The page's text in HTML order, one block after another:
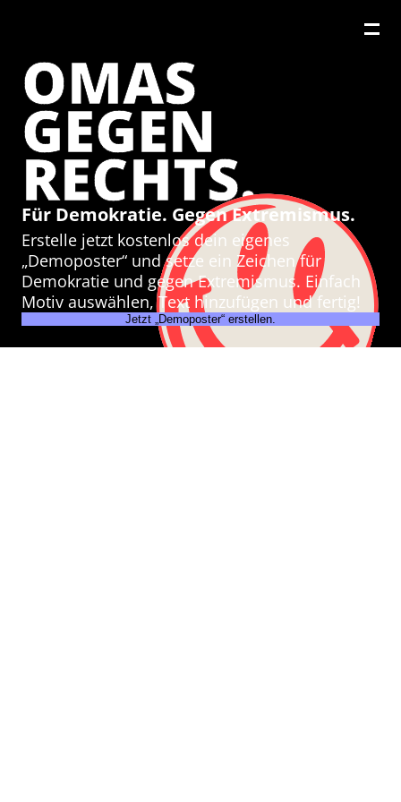
OMAS
GEGEN
RECHTS.
Für Demokratie. Gegen Extremismus.
Erstelle jetzt kostenlos dein eigenes
„Demoposter“ und setze ein Zeichen für
Demokratie und gegen Extremismus. Einfach
Motiv auswählen, Text hinzufügen und fertig!
Jetzt „Demoposter“ erstellen.